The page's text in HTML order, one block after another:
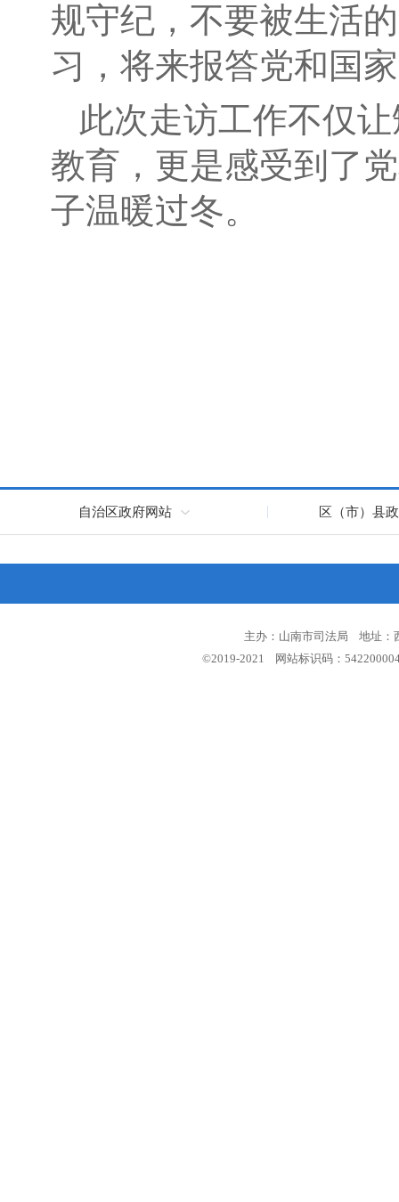
规守纪，不要被生活
习，将来报答党和国
此次走访工作不仅
教育，更是感受到了
子温暖过冬。
自治区政府网站 区（市）县
主办：山南市司法局 地址：
©2019-2021 网站标识码：